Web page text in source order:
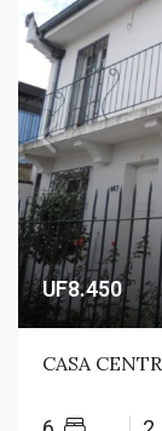
UF8.450
CASA